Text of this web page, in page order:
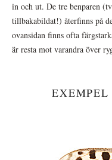
in och ut. De tre benparen
tillbakabildat!) återfinns på
ovansidan finns ofta
är resta mot varandra över